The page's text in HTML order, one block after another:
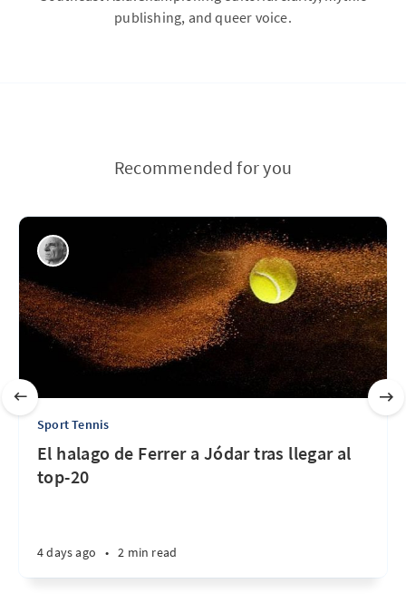
publishing, and queer voice.
Recommended for you
Sport Tennis
El halago de Ferrer a Jódar tras llegar al
top-20
4 days ago • 2 min read